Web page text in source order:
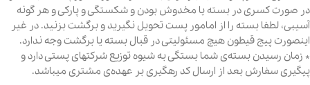
در صورت کسری در بسته یا مخدوش بودن و شکستگی و پارکی و هر گونه
آسیبی، لطفا بسته را از امامور پست تحویل نگیرید و برگشت بزنید. در غیر
اینصورت پیج قیطون هیچ مسئولیتی در قبال بسته یا برگشت وجه ندارد.
* زمان رسیدن بسته‌ی شما بستگی به شیوه توزیع شرکتهای پستی دارد و
پیگیری سفارش بعد از ارسال کد رهگیری بر عهده‌ی مشتری میباشد.